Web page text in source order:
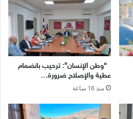
“وطن الإنسان”: ترحيب بانضمام
عطية والإصلاح ضرورة…
منذ 16 ساعة